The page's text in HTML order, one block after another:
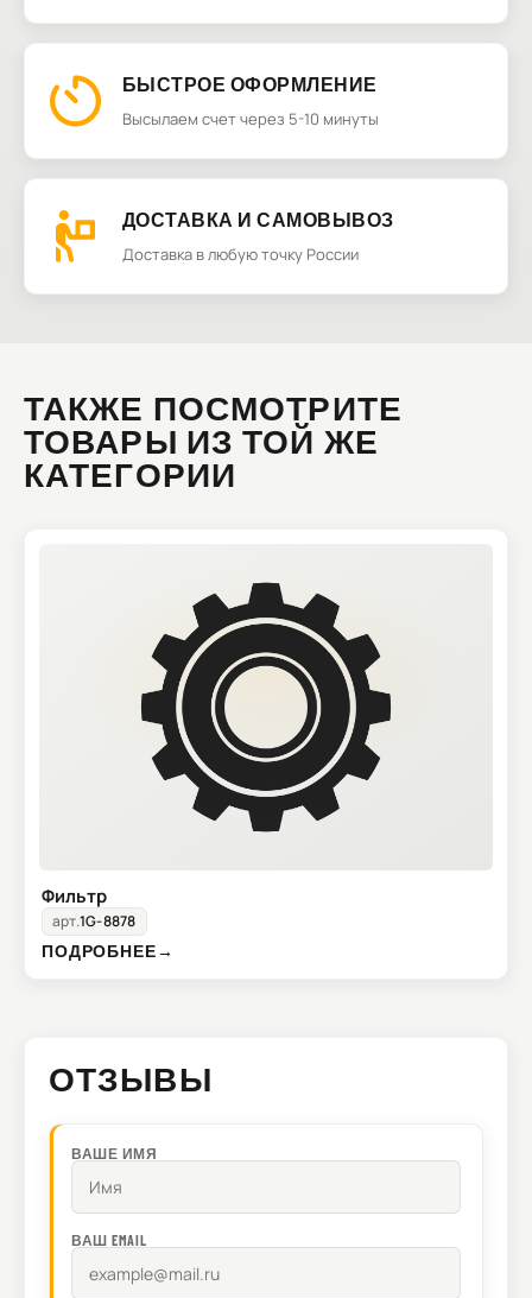
БЫСТРОЕ ОФОРМЛЕНИЕ
Высылаем счет через 5-10 минуты
ДОСТАВКА И САМОВЫВОЗ
Доставка в любую точку России
ТАКЖЕ ПОСМОТРИТЕ
ТОВАРЫ ИЗ ТОЙ ЖЕ
КАТЕГОРИИ
Фильтр
арт.1G-8878
ПОДРОБНЕЕ→
ОТЗЫВЫ
ВАШЕ ИМЯ
ВАШ EMAIL